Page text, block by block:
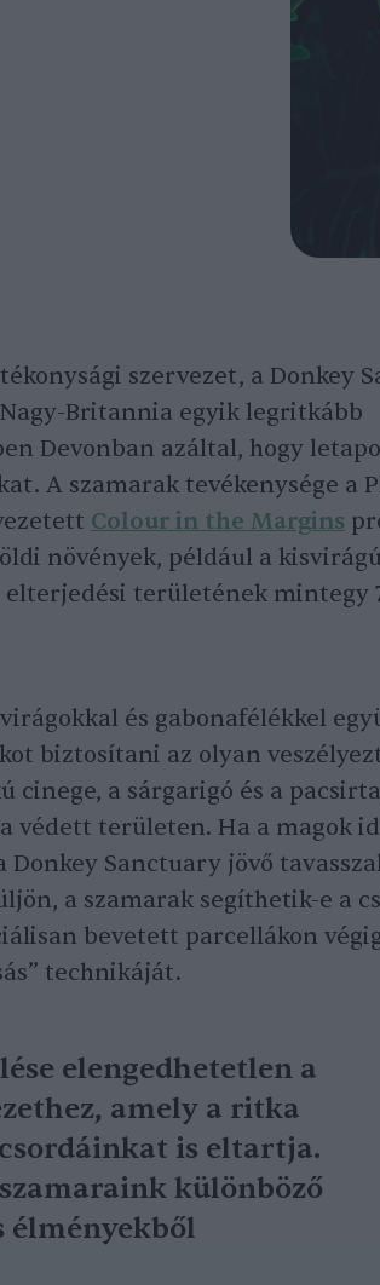
szervezet, a Donkey
Britannia egyik legritkább
Devonban azáltal, hogy
A szamarak tevékenysége a
Colour in the Margins
növények, például a
területének mintegy
és gabonafélékkel
biztosítani az olyan
a sárgarigó és a
védett területen. Ha a magok
Sanctuary jövő
a szamarak segíthetik-e a
bevetett parcellákon
technikáját.
elengedhetetlen a
amely a ritka
is eltartja.
különböző
élményekből